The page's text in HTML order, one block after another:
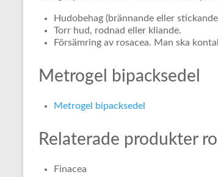
Hudobehag (brännande eller
Torr hud, rodnad eller kliande.
Försämring av rosacea. Man ska
Metrogel bipacksedel
Metrogel bipacksedel
Relaterade produkter
Finacea